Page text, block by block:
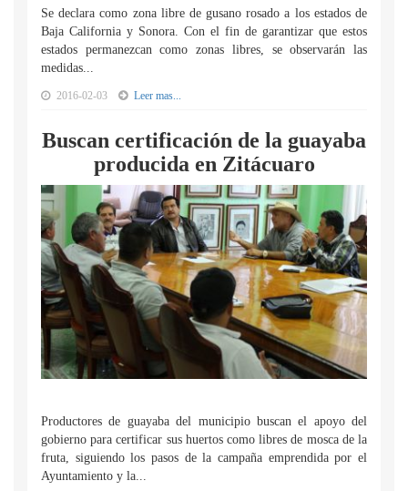
Se declara como zona libre de gusano rosado a los estados de
Baja California y Sonora. Con el fin de garantizar que estos
estados permanezcan como zonas libres, se observarán las
medidas...
2016-02-03 Leer mas...
Buscan certificación de la guayaba
producida en Zitácuaro
Productores de guayaba del municipio buscan el apoyo del
gobierno para certificar sus huertos como libres de mosca de la
fruta, siguiendo los pasos de la campaña emprendida por el
Ayuntamiento y la...